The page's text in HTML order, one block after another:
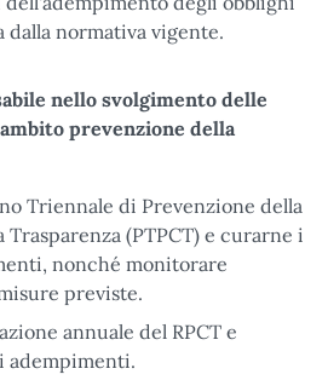
normativa vigente.
nello svolgimento delle
prevenzione della
Triennale di Prevenzione della
(PTPCT) e curarne i
nonché monitorare
previste.
annuale del RPCT e
adempimenti.